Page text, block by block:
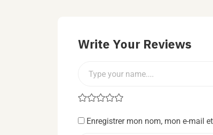
Write Your Reviews
Enregistrer mon nom, mon e-mail